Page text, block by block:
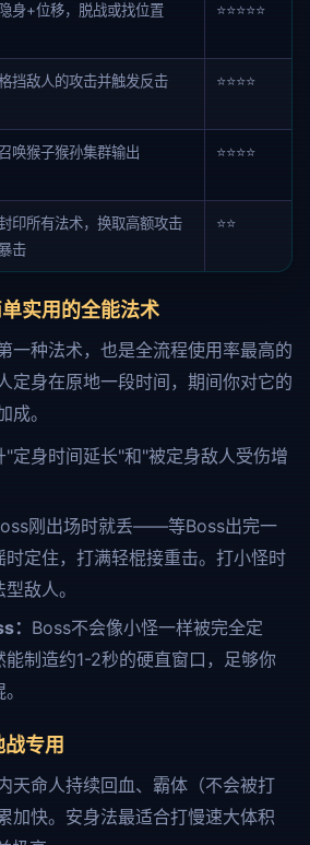
隐身+位移，脱战或找位置 ⭐⭐⭐⭐⭐
挡敌人的攻击并触发反击 ⭐⭐⭐⭐
唤猴子猴孙集群输出 ⭐⭐⭐⭐
印所有法术，换取高额攻击
击
⭐⭐
实用的全能法术
一种法术，也是全流程使用率最高的
定身在原地一段时间，期间你对它的
成。
"定身时间延长"和"被定身敌人受伤增
刚出场时就丢——等Boss出完一
时定住，打满轻棍接重击。打小怪时
敌人。
： Boss不会像小怪一样被完全定
制造约1-2秒的硬直窗口，足够你
专用
天命人持续回血、霸体（不会被打
加快。安身法最适合打慢速大体积